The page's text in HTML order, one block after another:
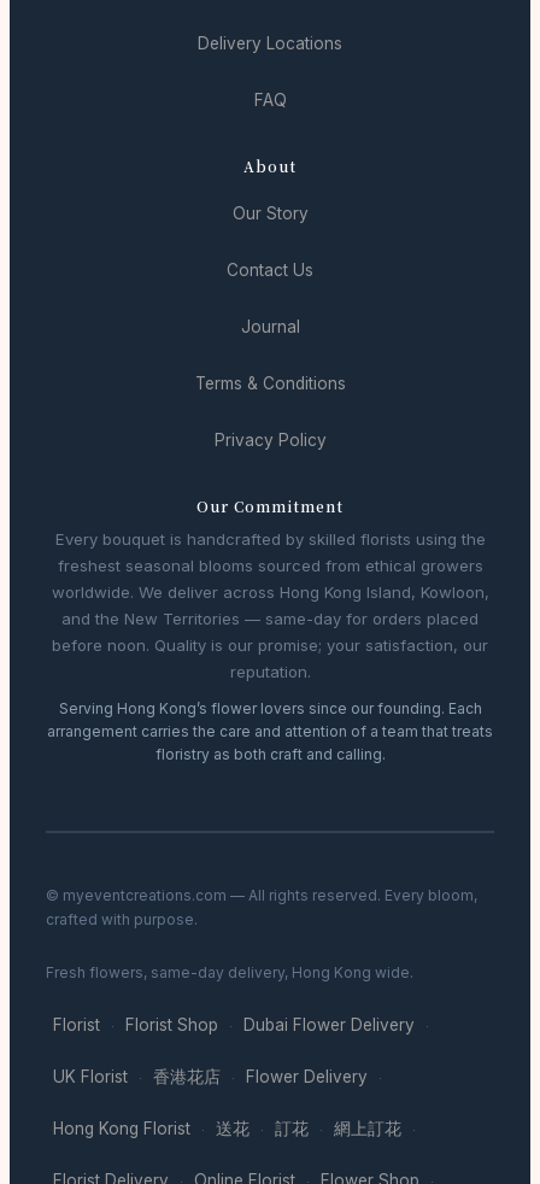
Delivery Locations
FAQ
About
Our Story
Contact Us
Journal
Terms & Conditions
Privacy Policy
Our Commitment
Every bouquet is handcrafted by skilled florists using the
freshest seasonal blooms sourced from ethical growers
worldwide. We deliver across Hong Kong Island, Kowloon,
and the New Territories — same-day for orders placed
before noon. Quality is our promise; your satisfaction, our
reputation.
Serving Hong Kong’s flower lovers since our founding. Each
arrangement carries the care and attention of a team that treats
floristry as both craft and calling.
© myeventcreations.com — All rights reserved. Every bloom,
crafted with purpose.
Fresh flowers, same-day delivery, Hong Kong wide.
Florist · Florist Shop · Dubai Flower Delivery ·
UK Florist · 香港花店 · Flower Delivery ·
Hong Kong Florist · 送花 · 訂花 · 網上訂花 ·